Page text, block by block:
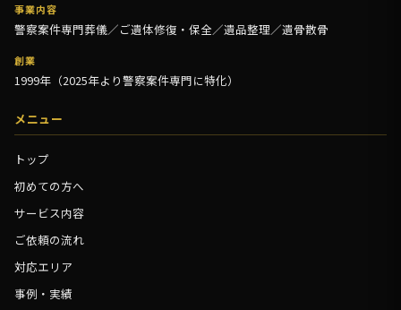
事業内容
警察案件専門葬儀／ご遺体修復・保全／遺品整理／遺骨散骨
創業
1999年（2025年より警察案件専門に特化）
メニュー
トップ
初めての方へ
サービス内容
ご依頼の流れ
対応エリア
事例・実績